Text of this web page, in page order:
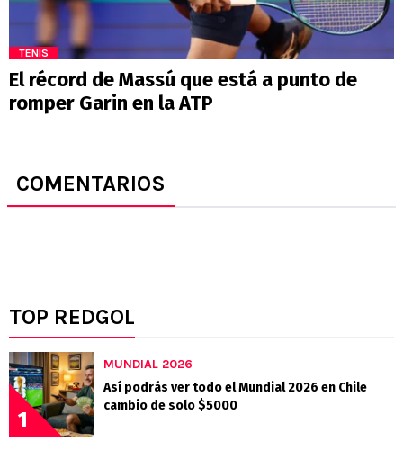
TENIS
El récord de Massú que está a punto de
romper Garin en la ATP
COMENTARIOS
TOP REDGOL
1
MUNDIAL 2026
Así podrás ver todo el Mundial 2026 en Chile
cambio de solo $5000